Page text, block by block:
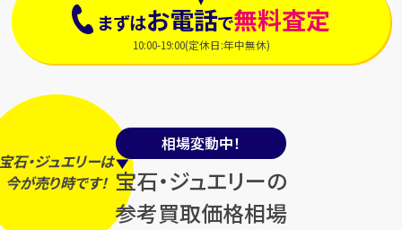
まずはお電話で無料査定
10:00-19:00(定休日:年中無休)
相場変動中！
宝石・ジュエリーの
参考買取価格相場
石・ジュエリーは
今が売り時です！